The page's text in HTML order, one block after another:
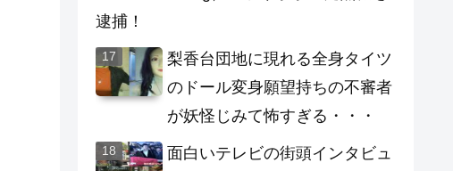
逮捕！
梨香台団地に現れる全身タイツ
のドール変身願望持ちの不審者
が妖怪じみて怖すぎる・・・
面白いテレビの街頭インタビュ